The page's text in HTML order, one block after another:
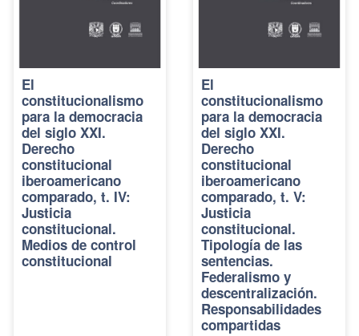
El
constitucionalismo
para la democracia
del siglo XXI.
Derecho
constitucional
iberoamericano
comparado, t. IV:
Justicia
constitucional.
Medios de control
constitucional
El
constitucionalismo
para la democracia
del siglo XXI.
Derecho
constitucional
iberoamericano
comparado, t. V:
Justicia
constitucional.
Tipología de las
sentencias.
Federalismo y
descentralización.
Responsabilidades
compartidas